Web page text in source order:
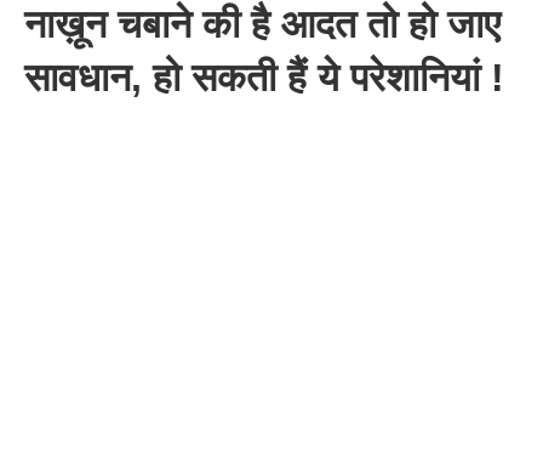
नाख़ून चबाने की है आदत तो हो जाए
सावधान, हो सकती हैं ये परेशानियां !